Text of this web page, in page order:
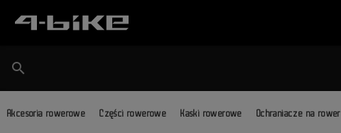
search
Akcesoria rowerowe Części rowerowe Kaski rowerowe Ochraniacze na rower